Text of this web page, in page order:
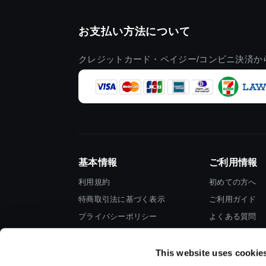
This website uses
お支払い方法について
クレジットカード・ペイジー/コンビニ決済
基本情報
利用規約
特商取引法に基づく表示
プライバシーポリシー
ご利用情報
初めての方へ
ご利用ガイド
よくある質問